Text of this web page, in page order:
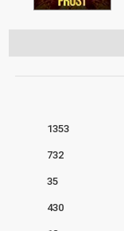
1353
732
35
430